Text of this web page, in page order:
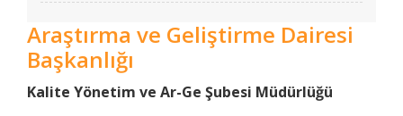
Araştırma ve Geliştirme Dairesi
Başkanlığı
​​​​Kalite Yönetim ve Ar-Ge Şubesi Müdürlüğü